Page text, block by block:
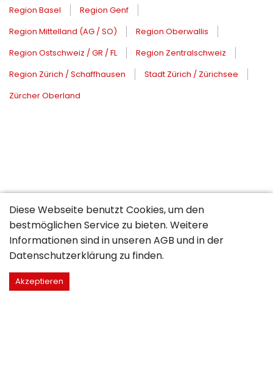
Region Basel
Region Genf
Region Mittelland (AG / SO)
Region Oberwallis
Region Ostschweiz / GR / FL
Region Zentralschweiz
Region Zürich / Schaffhausen
Stadt Zürich / Zürichsee
Zürcher Oberland
Diese Webseite benutzt Cookies, um den
bestmöglichen Service zu bieten. Weitere
Informationen sind in unserenAGB und in der
Datenschutzerklärung zu finden.
Akzeptieren